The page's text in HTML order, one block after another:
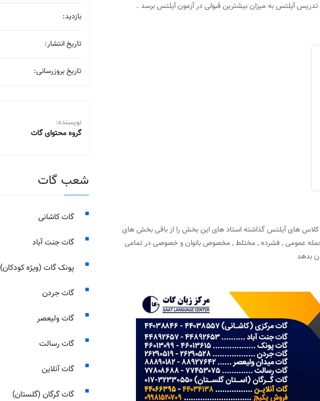
آیلتس به میزان بیشترین قبولی در آزمون آیلتس برسد .
کلاس های آیلتس گذاشته استاد های این بخش را از باقی بخش های
جمله عمومی , فشرده , مختلط , مخصوص بانوان و خصوصی در تمامی
بدهد
بازدید:
تاریخ انتشار:
تاریخ بروزرسانی:
نویسنده:
گروه محتوای گات
شعب گات
گات کاشانی
گات جنت آباد
پونک گات (ویژه کودکان)
گات جردن
گات ولیعصر
گات رسالت
گات آنلاین
گات گرگان (گلستان)